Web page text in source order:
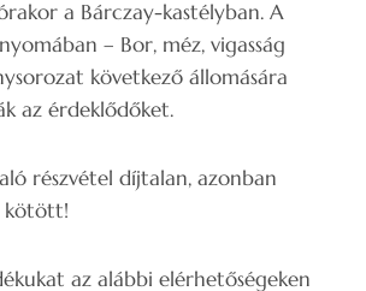
a Bárczay-kastélyban. A
– Bor, méz, vigasság
következő állomására
az érdeklődőket.
részvétel díjtalan, azonban
kötött!
az alábbi elérhetőségeken